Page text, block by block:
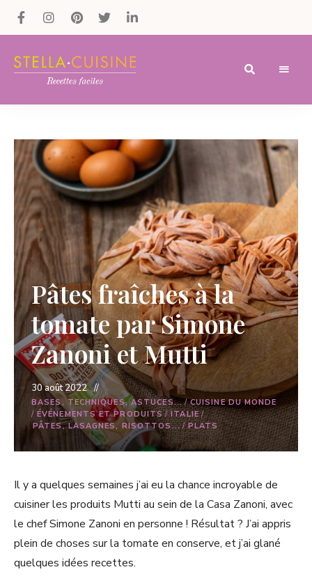
Recettes
recettes
rapides,
recettes
végétariennes
!
Pâtes fraîches à la
tomate par Simone
Zanoni et Mutti
30 août 2022
BASES, TECHNIQUES, ASTUCES.../CUISINE DU MONDE
/ ÉVÉNEMENTS ET PRODUITS/ITALIE/
PÂTES, LASAGNES, RISOTTOS.../PLATS
Il y a quelques semaines j’ai eu la chance incroyable de
cuisiner les produits Mutti au sein de la Casa Zanoni, avec
le chef Simone Zanoni en personne ! Résultat ? J’ai appris
plein de choses sur la tomate en conserve, et j’ai glané
quelques idées recettes.